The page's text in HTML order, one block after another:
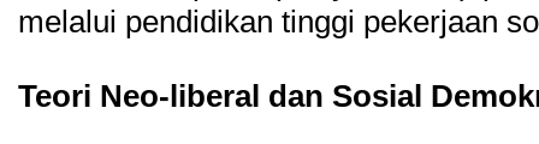
melalui pendidikan tinggi pekerjaan
Teori Neo-liberal dan Sosial